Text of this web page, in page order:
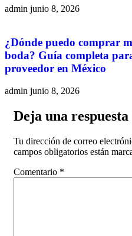
admin junio 8, 2026
¿Dónde puedo comprar
boda? Guía completa
proveedor en México
admin junio 8, 2026
Deja una respuesta
Tu dirección de correo
campos obligatorios están
Comentario *